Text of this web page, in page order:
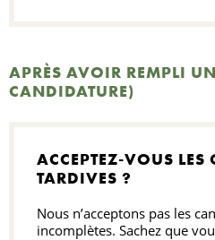
APRÈS AVOIR REMPLI
CANDIDATURE)
ACCEPTEZ-VOUS LES
TARDIVES ?
Nous n’acceptons pas les
incomplètes. Sachez que